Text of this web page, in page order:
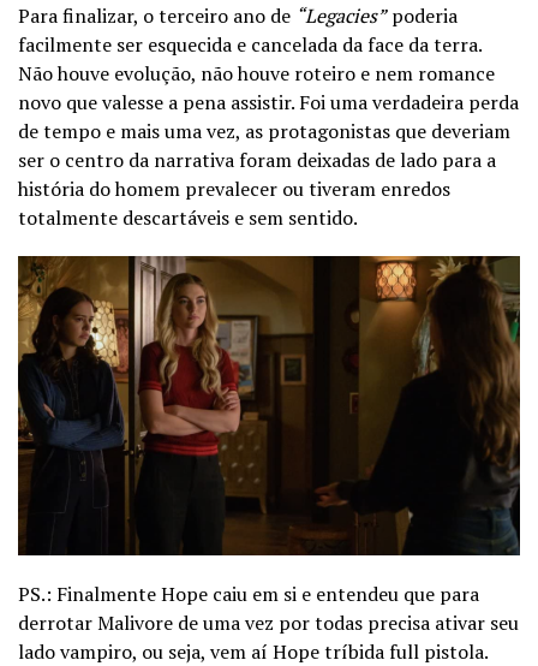
Para finalizar, o terceiro ano de “Legacies”poderia
facilmente ser esquecida e cancelada da face da terra.
Não houve evolução, não houve roteiro e nem romance
novo que valesse a pena assistir. Foi uma verdadeira perda
de tempo e mais uma vez, as protagonistas que deveriam
ser o centro da narrativa foram deixadas de lado para a
história do homem prevalecer ou tiveram enredos
totalmente descartáveis e sem sentido.
PS.: Finalmente Hope caiu em si e entendeu que para
derrotar Malivore de uma vez por todas precisa ativar seu
lado vampiro, ou seja, vem aí Hope tríbida full pistola.